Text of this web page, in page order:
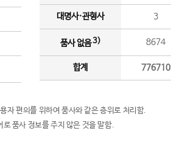
대명사·관형사 3
품사 없음3) 8674
합계 776710
자 편의를 위하여 품사와 같은 층위로 처리함.
로 품사 정보를 주지 않은 것을 말함.